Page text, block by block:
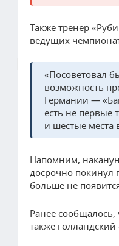
Также тренер
ведущих
«Посоветовал
возможность
Германии —
есть не первые
и шестые места
Напомним,
досрочно покинул
больше не
Ранее сообщалось,
также голландский